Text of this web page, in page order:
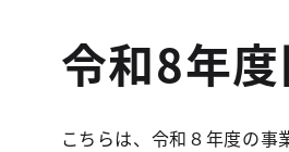
令和8年
こちらは、令和８年度の事